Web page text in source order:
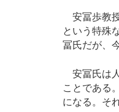
安冨歩教
という特殊
冨氏だが、
安冨氏は
ことである
になる。そ